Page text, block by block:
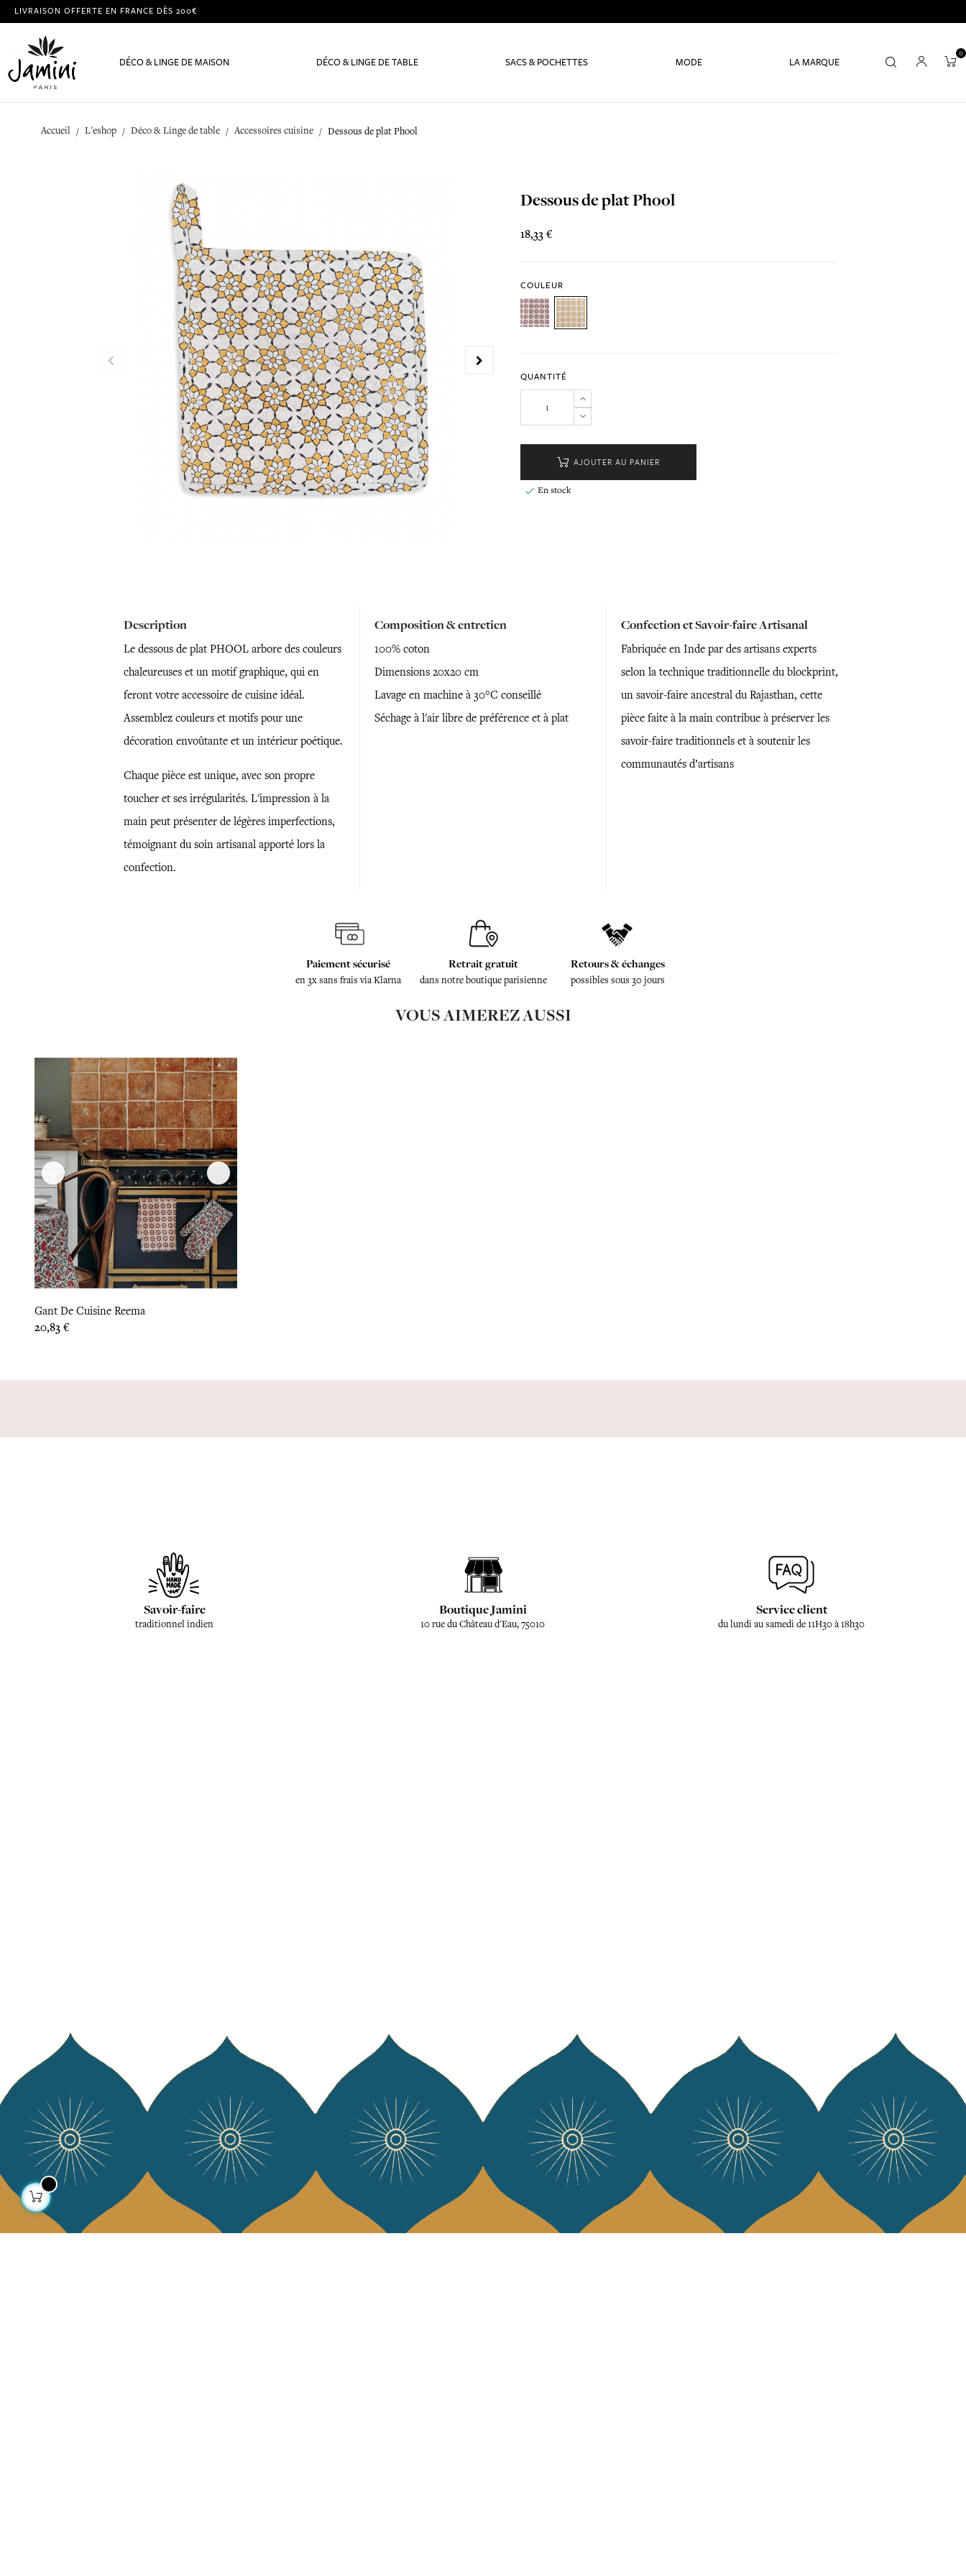
LIVRAISON OFFERTE EN FRANCE DÈS 200€
DÉCO & LINGE DE MAISON DÉCO & LINGE DE TABLE SACS & POCHETTES MODE LA MARQUE
0
Accueil L'eshop Déco & Linge de table Accessoires cuisine Dessous de plat Phool
Dessous de plat Phool
18,33 €
COULEUR
QUANTITÉ
AJOUTER AU PANIER
 En stock
Description
Le dessous de plat PHOOL arbore des couleurs
chaleureuses et un motif graphique, qui en
feront votre accessoire de cuisine idéal.
Assemblez couleurs et motifs pour une
décoration envoûtante et un intérieur poétique.
Chaque pièce est unique, avec son propre
toucher et ses irrégularités. L'impression à la
main peut présenter de légères imperfections,
témoignant du soin artisanal apporté lors la
confection.
Composition & entretien
100% coton
Dimensions 20x20 cm
Lavage en machine à 30°C conseillé
Séchage à l'air libre de préférence et à plat
Confection et Savoir-faire Artisanal
Fabriquée en Inde par des artisans experts
selon la technique traditionnelle du blockprint,
un savoir-faire ancestral du Rajasthan, cette
pièce faite à la main contribue à préserver les
savoir-faire traditionnels et à soutenir les
communautés d’artisans
Paiement sécurisé
en 3x sans frais via Klarna
Retrait gratuit
dans notre boutique parisienne
Retours & échanges
possibles sous 30 jours
VOUS AIMEREZ AUSSI
Gant De Cuisine Reema
Prix
20,83 €
Savoir-faire
traditionnel indien
Boutique Jamini
10 rue du Château d'Eau, 75010
Service client
du lundi au samedi de 11H30 à 18h30